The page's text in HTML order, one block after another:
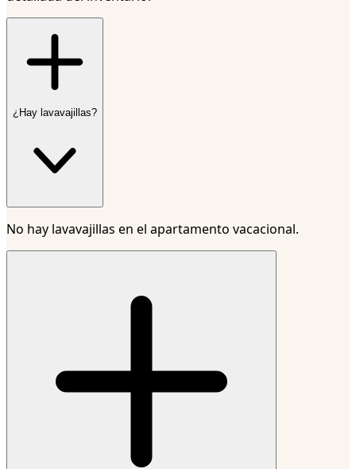
¿Hay lavavajillas?
No hay lavavajillas en el apartamento vacacional.